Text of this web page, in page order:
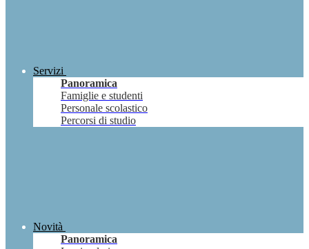
Servizi
Panoramica
Famiglie e studenti
Personale scolastico
Percorsi di studio
Novità
Panoramica